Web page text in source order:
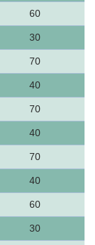
60
30
70
40
70
40
70
40
60
30